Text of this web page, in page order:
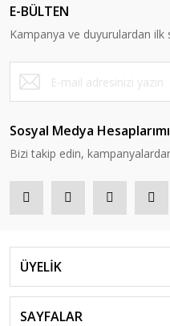
E-BÜLTEN
Kampanya ve duyurulardan ilk
Sosyal Medya
Bizi takip edin,
ÜYELİK
SAYFALAR